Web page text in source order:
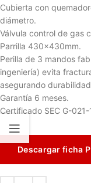
Cubierta con
diámetro.
Válvula control de gas
Parrilla 430x430mm.
Perilla de 3 mandos
ingeniería) evita
asegurando
Garantía 6 meses.
Certificado SEC G-
Descargar ficha